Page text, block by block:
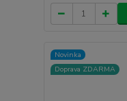
Novinka
Doprava ZDARMA